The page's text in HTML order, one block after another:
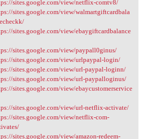
sites.google.com/view/netflix-comtv8/
sites.google.com/view/walmartgiftcardbala
sites.google.com/view/ebaygiftcardbalance
sites.google.com/view/paypall0ginus/
sites.google.com/view/urlpaypal-login/
sites.google.com/view/url-paypal-loginn/
sites.google.com/view/url-paypalloginus/
sites.google.com/view/ebaycustomerservice
sites.google.com/view/url-netflix-activate/
sites.google.com/view/netflix-com-
sites.google.com/view/amazon-redeem-